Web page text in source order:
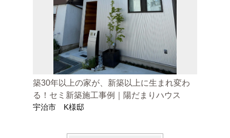
築30年以上の家が、新築以上に生まれ変わ
る！セミ新築施工事例｜陽だまりハウス
宇治市 K様邸